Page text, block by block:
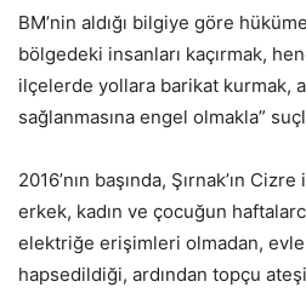
BM’nin aldığı bilgiye göre
bölgedeki insanları kaçırmak,
ilçelerde yollara barikat kurmak,
sağlanmasına engel olmakla”
2016’nın başında, Şırnak’ın
erkek, kadın ve çocuğun
elektriğe erişimleri olmadan,
hapsedildiği, ardından topçu